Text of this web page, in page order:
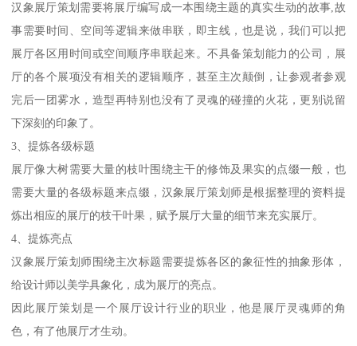
汉象展厅策划需要将展厅编写成一本围绕主题的真实生动的故事,故
事需要时间、空间等逻辑来做串联，即主线，也是说，我们可以把
展厅各区用时间或空间顺序串联起来。不具备策划能力的公司，展
厅的各个展项没有相关的逻辑顺序，甚至主次颠倒，让参观者参观
完后一团雾水，造型再特别也没有了灵魂的碰撞的火花，更别说留
下深刻的印象了。
3、提炼各级标题
展厅像大树需要大量的枝叶围绕主干的修饰及果实的点缀一般，也
需要大量的各级标题来点缀，汉象展厅策划师是根据整理的资料提
炼出相应的展厅的枝干叶果，赋予展厅大量的细节来充实展厅。
4、提炼亮点
汉象展厅策划师围绕主次标题需要提炼各区的象征性的抽象形体，
给设计师以美学具象化，成为展厅的亮点。
因此展厅策划是一个展厅设计行业的职业，他是展厅灵魂师的角
色，有了他展厅才生动。